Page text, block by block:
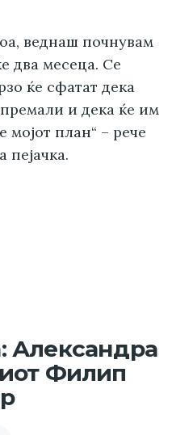
веднаш почнувам
два месеца. Се
ќе сфатат дека
и дека ќе им
мојот план“ – рече
пејачка.
Александра
Филип